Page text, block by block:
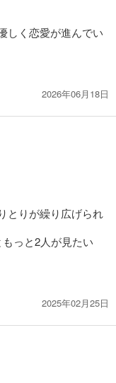
しく恋愛が進んでい
2026年06月18日
とりが繰り広げられ
っと2人が見たい
2025年02月25日